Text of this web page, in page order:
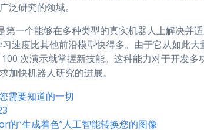
泛研究的领域。
一个能够在多种类型的真实机器人上解决并
速度比其他前沿模型快得多。由于它从如此大
次演示就掌握新技能。这种能力对于开发多
加快机器人研究的进展。
需要知道的一切
“生成着色”人工智能转换您的图像